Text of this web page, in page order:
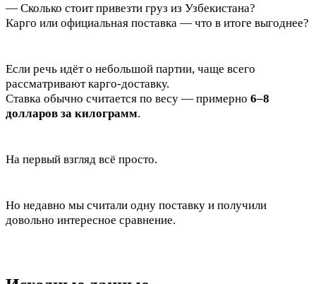
— Сколько стоит привезти груз из Узбекистана?
Карго или официальная поставка — что в итоге выгоднее?
Если речь идёт о небольшой партии, чаще всего
рассматривают карго-доставку.
Ставка обычно считается по весу — примерно 6–8
долларов за килограмм.
На первый взгляд всё просто.
Но недавно мы считали одну поставку и получили
довольно интересное сравнение.